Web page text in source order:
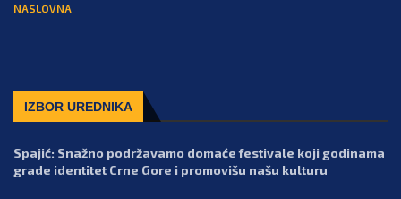
NASLOVNA
IZBOR UREDNIKA
Spajić: Snažno podržavamo domaće festivale koji godinama
grade identitet Crne Gore i promovišu našu kulturu